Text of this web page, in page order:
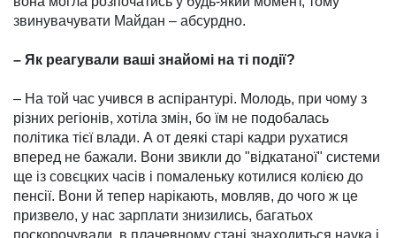
звинувачувати Майдан – абсурдно.
– Як реагували ваші зна­йомі на ті події?
– На той час учився в ас­піран­турі. Молодь, при чому з
різних регіонів, хотіла змін, бо їм не подобалась
політика тієї влади. А от деякі старі кадри рухатися
вперед не бажали. Вони звикли до "відкатаної" системи
ще із совєцких часів і помаленьку котилися колією до
пенсії. Вони й тепер нарікають, мовляв, до чого ж це
призвело, у нас зарплати знизились, багатьох